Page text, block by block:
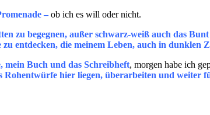
– ob ich es will oder nicht.
zu begegnen, außer schwarz-weiß auch das
entdecken, die meinem Leben, auch in dunklen
mein Buch und das Schreibheft, morgen habe ich
hier liegen, überarbeiten und weiter